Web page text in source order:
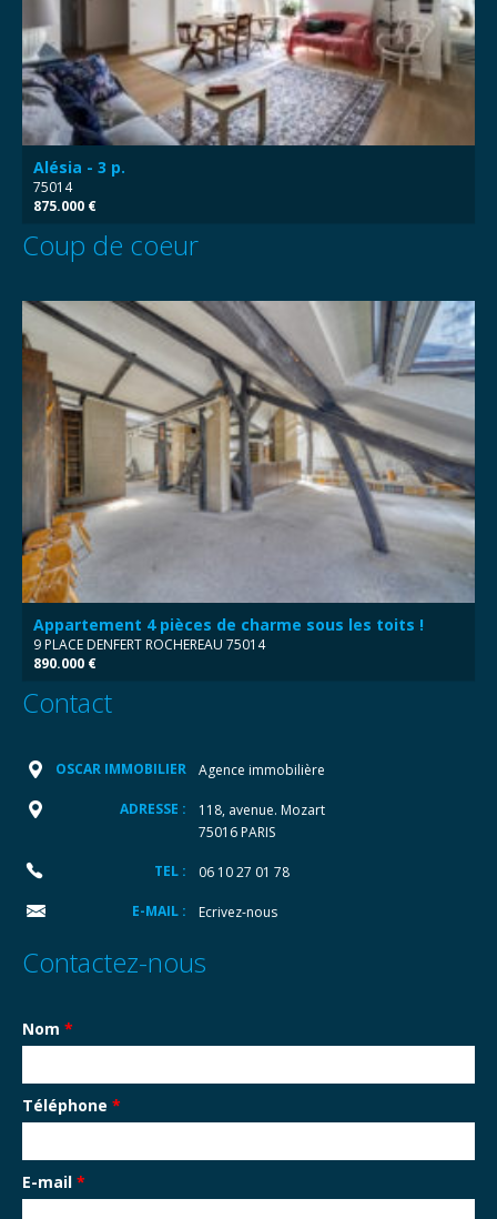
Alésia - 3 p.
75014
875.000 €
Coup de coeur
Appartement 4 pièces de charme sous les toits !
9 PLACE DENFERT ROCHEREAU 75014
890.000 €
Contact
OSCAR IMMOBILIER Agence immobilière
ADRESSE :
118, avenue. Mozart
75016 PARIS
TEL : 06 10 27 01 78
E-MAIL : Ecrivez-nous
Contactez-nous
Nom *
Téléphone *
E-mail *